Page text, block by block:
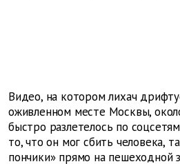
Видео, на котором лихач
оживленном месте Москвы,
быстро разлетелось по
то, что он мог сбить человека,
пончики» прямо на пешеходной